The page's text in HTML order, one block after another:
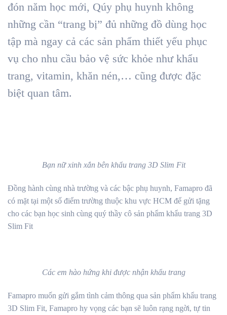
đón năm học mới, Qúy phụ huynh không
những cần “trang bị” đủ những đồ dùng học
tập mà ngay cả các sản phẩm thiết yếu phục
vụ cho nhu cầu bảo vệ sức khỏe như khẩu
trang, vitamin, khăn nén,… cũng được đặc
biệt quan tâm.
Bạn nữ xinh xắn bên khẩu trang 3D Slim Fit
Đồng hành cùng nhà trường và các bậc phụ huynh, Famapro đã
có mặt tại một số điểm trường thuộc khu vực HCM để gửi tặng
cho các bạn học sinh cùng quý thầy cô sản phẩm khẩu trang 3D
Slim Fit
Các em hào hứng khi được nhận khẩu trang
Famapro muốn gửi gắm tình cảm thông qua sản phẩm khẩu trang
3D Slim Fit, Famapro hy vọng các bạn sẽ luôn rạng ngời, tự tin